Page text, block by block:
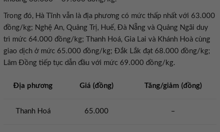
Trong đó, Hà Tĩnh vẫn là địa phương có mức thấp nhất với 63.000
đồng/kg; Nghệ An, Quảng Trị, Huế, Đà Nẵng và Quảng Ngãi duy
trì mức 64.000 đồng/kg; Thanh Hoá, Gia Lai và Khánh Hoà cùng
giao dịch ở mức 65.000 đồng/kg; Đắk Lắk đạt 68.000 đồng/kg;
Lâm Đồng tiếp tục dẫn đầu với mức 69.000 đồng/kg.
Địa phương Giá (đồng) Tăng/giảm (đồng)
Thanh Hoá 65.000 –